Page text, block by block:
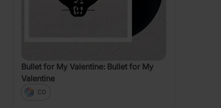
Bullet for My Valentine: Bullet for My
Valentine
CD